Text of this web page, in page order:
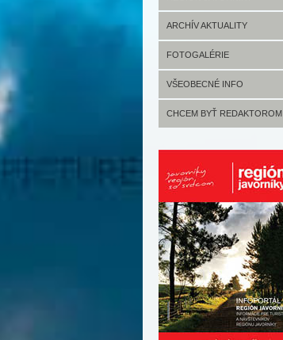
ARCHÍV AKTUALITY
FOTOGALÉRIE
VŠEOBECNÉ INFO
CHCEM BYŤ REDAKTOROM